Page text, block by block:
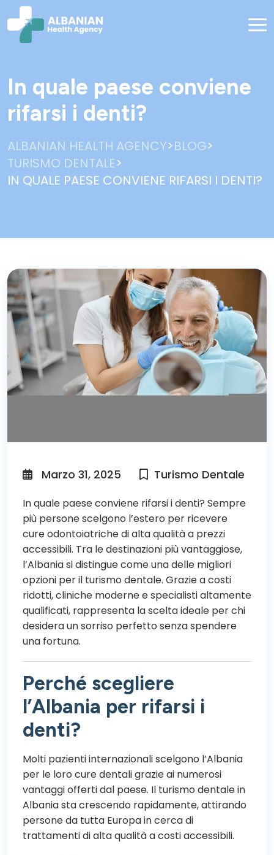
In quale paese conviene
rifarsi i denti?
ALBANIAN HEALTH AGENCY>BLOG>
TURISMO DENTALE>
IN QUALE PAESE CONVIENE RIFARSI I DENTI?
Marzo 31, 2025 Turismo Dentale
In quale paese conviene rifarsi i denti? Sempre
più persone scelgono l’estero per ricevere
cure odontoiatriche di alta qualità a prezzi
accessibili. Tra le destinazioni più vantaggiose,
l’Albania si distingue come una delle migliori
opzioni per il turismo dentale. Grazie a costi
ridotti, cliniche moderne e specialisti altamente
qualificati, rappresenta la scelta ideale per chi
desidera un sorriso perfetto senza spendere
una fortuna.
Perché scegliere
l’Albania per rifarsi i
denti?
Molti pazienti internazionali scelgono l’Albania
per le loro cure dentali grazie ai numerosi
vantaggi offerti dal paese. Il turismo dentale in
Albania sta crescendo rapidamente, attirando
persone da tutta Europa in cerca di
trattamenti di alta qualità a costi accessibili.